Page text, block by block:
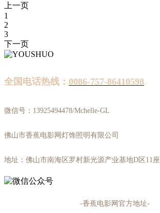
上一页
1
2
3
下一页
全国电话热线： 0086-757-86410598
微信号：13925494478/Mchelle-GL
佛山市香蕉电影网灯饰照明有限公司
地址：佛山市南海区罗村新光源产业基地D区11座
-香蕉电影网官方地址-